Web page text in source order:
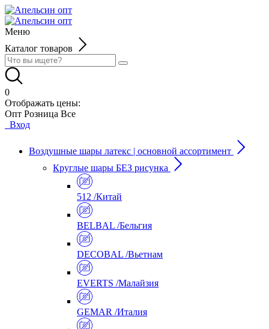
Меню
Каталог товаров
0
Отображать цены:
Опт Розница Все
Вход
Воздушные шары латекс | основной ассортимент
Круглые шары БЕЗ рисунка
512 /Китай
BELBAL /Бельгия
DECOBAL /Вьетнам
EVERTS /Малайзия
GEMAR /Италия